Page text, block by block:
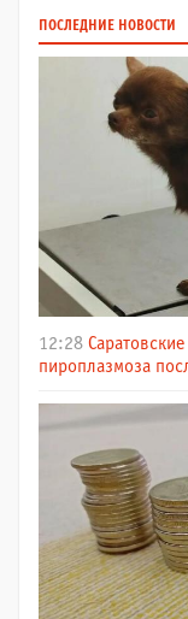
ПОСЛЕДНИЕ НОВОСТИ
12:28
пироплазмоза